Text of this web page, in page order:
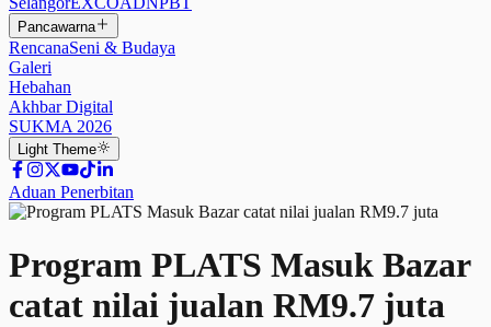
Pancawarna
RencanaSeni & Budaya
Galeri
Hebahan
Akhbar Digital
SUKMA 2026
Light Theme
Aduan Penerbitan
Program PLATS Masuk Bazar
catat nilai jualan RM9.7 juta